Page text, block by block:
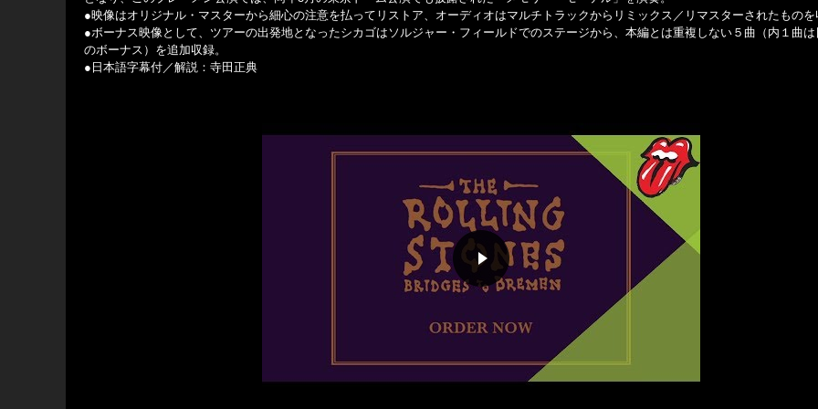
●映像はオリジナル・マスターから細心の注意を払ってリストア、オーディオはマルチトラックからリミックス／リマスターされたものを
●ボーナス映像として、ツアーの出発地となったシカゴはソルジャー・フィールドでのステージから、本編とは重複しない５曲（内１曲
のボーナス）を追加収録。
●日本語字幕付／解説：寺田正典